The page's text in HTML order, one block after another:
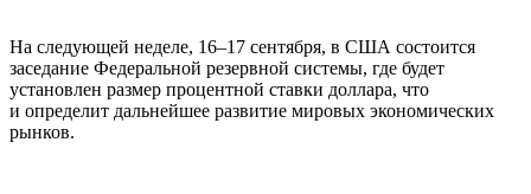
На следующей неделе, 16–17 сентября, в США состоится
заседание Федеральной резервной системы, где будет
установлен размер процентной ставки доллара, что
и определит дальнейшее развитие мировых экономических
рынков.